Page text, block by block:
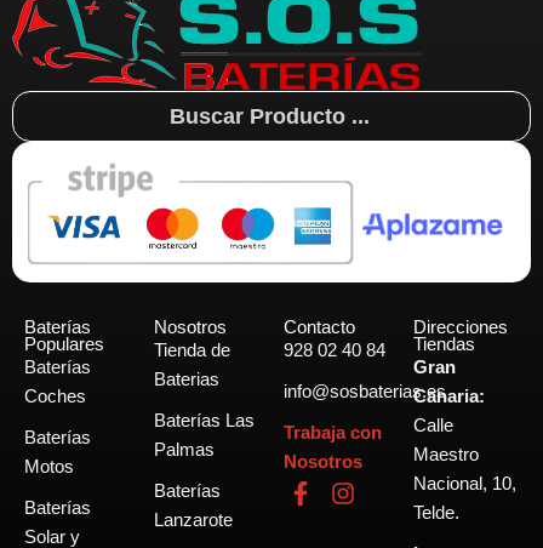
Search
...
Baterías
Populares
Baterías
Coches
Baterías
Motos
Baterías
Solar y
Nosotros
Tienda de
Baterias
Baterías Las
Palmas
Baterías
Lanzarote
Contacto
928 02 40 84
info@sosbaterias.es
Trabaja con
Nosotros
F
a
I
n
Direcciones
Tiendas
Gran
Canaria:
Calle
Maestro
Nacional, 10,
Telde.